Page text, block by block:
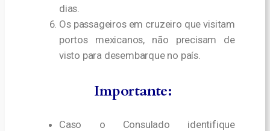
dias.
Os passageiros em cruzeiro que visitam
portos mexicanos, não precisam de
visto para desembarque no país.
Importante:
Caso o Consulado identifique